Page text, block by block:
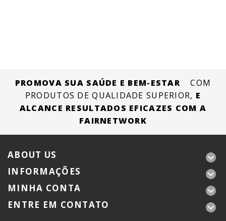
PROMOVA SUA SAÚDE E BEM-ESTAR
COM
PRODUTOS DE QUALIDADE SUPERIOR, E
ALCANCE RESULTADOS EFICAZES COM A
FAIRNETWORK
ABOUT US
INFORMAÇÕES
MINHA CONTA
ENTRE EM CONTATO